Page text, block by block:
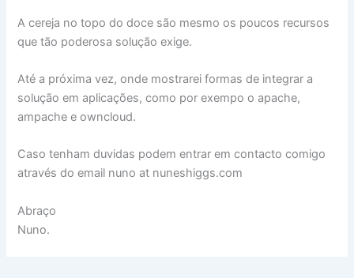
A cereja no topo do doce são mesmo os poucos recursos
que tão poderosa solução exige.
Até a próxima vez, onde mostrarei formas de integrar a
solução em aplicações, como por exempo o apache,
ampache e owncloud.
Caso tenham duvidas podem entrar em contacto comigo
através do email nuno at nuneshiggs.com
Abraço
Nuno.